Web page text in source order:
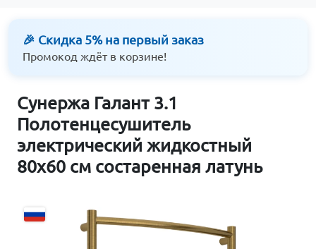
🎉 Скидка 5% на первый заказ
Промокод ждёт в корзине!
Сунержа Галант 3.1
Полотенцесушитель
электрический жидкостный
80х60 см состаренная латунь